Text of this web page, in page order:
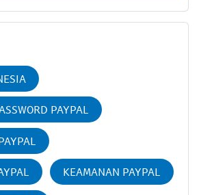
PAYPAL
KEAMANAN PAYPAL